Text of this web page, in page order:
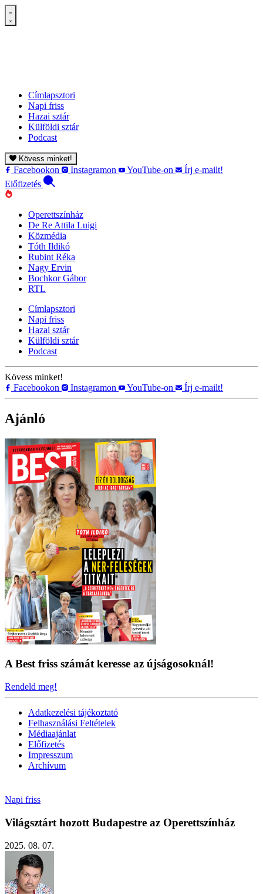
Címlapsztori
Napi friss
Hazai sztár
Külföldi sztár
Podcast
Kövess minket!
Facebookon Instagramon YouTube-on
Írj e-mailt!
Előfizetés
Operettszínház
De Re Attila Luigi
Közmédia
Tóth Ildikó
Rubint Réka
Nagy Ervin
Bochkor Gábor
RTL
Címlapsztori
Napi friss
Hazai sztár
Külföldi sztár
Podcast
Kövess minket!
Facebookon
Instagramon YouTube-on Írj e-mailt!
Ajánló
A Best friss számát keresse az újságosoknál!
Rendeld meg!
Adatkezelési tájékoztató
Felhasználási Feltételek
Médiaajánlat
Előfizetés
Impresszum
Archívum
Napi friss
Világsztárt hozott Budapestre az Operettszínház
2025. 08. 07.